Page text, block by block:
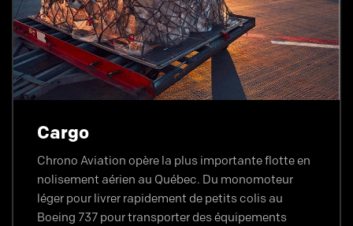
Cargo
Chrono Aviation opère la plus importante flotte en
nolisement aérien au Québec. Du monomoteur
léger pour livrer rapidement de petits colis au
Boeing 737 pour transporter des équipements